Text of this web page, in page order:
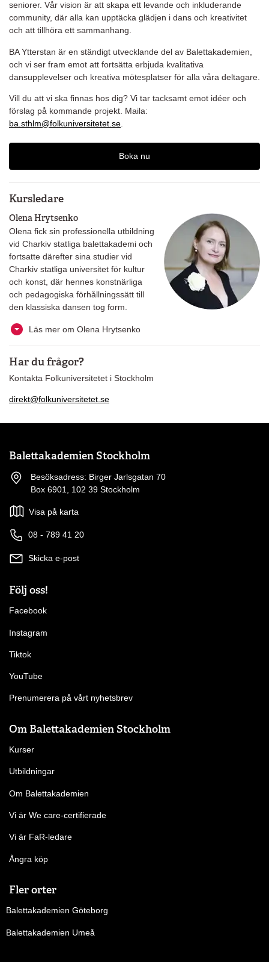
seniorer. Vår vision är att skapa ett levande och inkluderande
community, där alla kan upptäcka glädjen i dans och kreativitet
och att tillhöra ett sammanhang.
BA Ytterstan är en ständigt utvecklande del av Balettakademien,
och vi ser fram emot att fortsätta erbjuda kvalitativa
dansupplevelser och kreativa mötesplatser för alla våra deltagare.
Vill du att vi ska finnas hos dig? Vi tar tacksamt emot idéer och
förslag på kommande projekt. Maila:
ba.sthlm@folkuniversitetet.se
Boka nu
Kursledare
Olena Hrytsenko
Olena fick sin professionella utbildning
vid Charkiv statliga balettakademi och
fortsatte därefter sina studier vid
Charkiv statliga universitet för kultur
och konst, där hennes konstnärliga
och pedagogiska förhållningssätt till
den klassiska dansen tog form.
Läs mer om Olena Hrytsenko
Har du frågor?
Kontakta Folkuniversitetet i Stockholm
direkt@folkuniversitetet.se
Balettakademien Stockholm
Besöksadress: Birger Jarlsgatan 70
Box 6901, 102 39 Stockholm
Visa på karta
08 - 789 41 20
Skicka e-post
Följ oss!
Facebook
Instagram
Tiktok
YouTube
Prenumerera på vårt nyhetsbrev
Om Balettakademien Stockholm
Kurser
Utbildningar
Om Balettakademien
Vi är We care-certifierade
Vi är FaR-ledare
Ångra köp
Fler orter
Balettakademien Göteborg
Balettakademien Umeå